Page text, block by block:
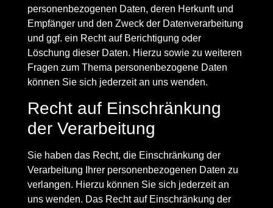
personenbezogenen Daten, deren Herkunft und
Empfänger und den Zweck der Datenverarbeitung
und ggf. ein Recht auf Berichtigung oder
Löschung dieser Daten. Hierzu sowie zu weiteren
Fragen zum Thema personenbezogene Daten
können Sie sich jederzeit an uns wenden.
Recht auf Einschränkung
der Verarbeitung
Sie haben das Recht, die Einschränkung der
Verarbeitung Ihrer personenbezogenen Daten zu
verlangen. Hierzu können Sie sich jederzeit an
uns wenden. Das Recht auf Einschränkung der